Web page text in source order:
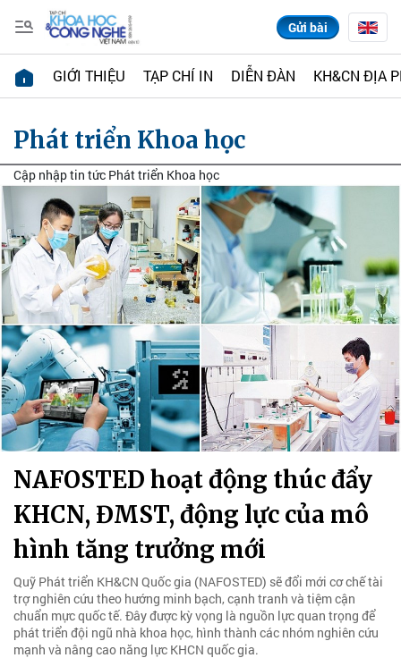
Gửi bài
GIỚI THIỆU TẠP CHÍ IN DIỄN ĐÀN KH&CN ĐỊA
Phát triển Khoa học
Cập nhập tin tức Phát triển Khoa học
NAFOSTED hoạt động thúc đẩy
KHCN, ĐMST, động lực của mô
hình tăng trưởng mới
Quỹ Phát triển KH&CN Quốc gia (NAFOSTED) sẽ đổi mới cơ chế tài
trợ nghiên cứu theo hướng minh bạch, cạnh tranh và tiệm cận
chuẩn mực quốc tế. Đây được kỳ vọng là nguồn lực quan trọng để
phát triển đội ngũ nhà khoa học, hình thành các nhóm nghiên cứu
mạnh và nâng cao năng lực KHCN quốc gia.